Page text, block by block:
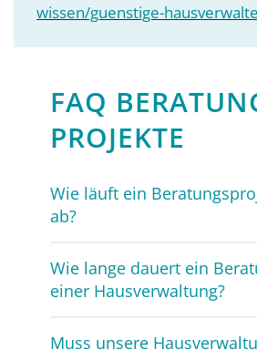
wissen/guenstige-
FAQ
PROJEKTE
Wie läuft ein
ab?
Wie lange dauert ein
einer Hausverwaltung?
Muss unsere